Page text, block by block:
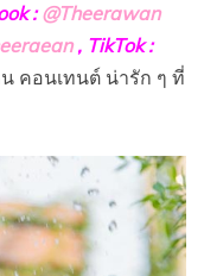
:@Theerawan
, TikTok :
คอนเทนต์ น่ารัก ๆ ที่